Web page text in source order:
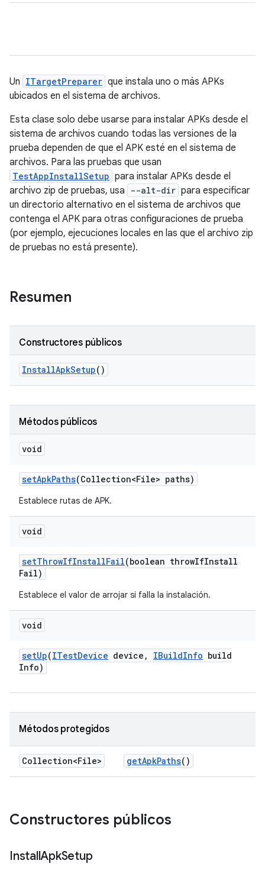
Un ITargetPreparer que instala uno o más APKs
ubicados en el sistema de archivos.
Esta clase solo debe usarse para instalar APKs desde el
sistema de archivos cuando todas las versiones de la
prueba dependen de que el APK esté en el sistema de
archivos. Para las pruebas que usan
TestAppInstallSetup para instalar APKs desde el
archivo zip de pruebas, usa
--alt-dir para especificar
un directorio alternativo en el sistema de archivos que
contenga el APK para otras configuraciones de prueba
(por ejemplo, ejecuciones locales en las que el archivo zip
de pruebas no está presente).
Resumen
Constructores públicos
InstallApkSetup()
Métodos públicos
void
setApkPaths(Collection<File> paths)
Establece rutas de APK.
void
setThrowIfInstallFail(boolean throwIfInstall
Fail)
Establece el valor de arrojar si falla la instalación.
void
setUp(ITestDevice device , IBuildInfo build
Info)
Métodos protegidos
Collection<File> getApkPaths()
Constructores públicos
InstallApkSetup